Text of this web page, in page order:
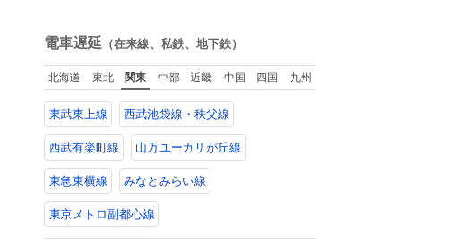
っぱりしている 個人
的見解です！色々と
許してください！
数
数
電車遅延 （在来線、私鉄、地下鉄）
北海道 東北 関東 中部 近畿 中国 四国 九州
東武東上線 西武池袋線・秩父線
西武有楽町線 山万ユーカリが丘線
東急東横線 みなとみらい線
東京メトロ副都心線